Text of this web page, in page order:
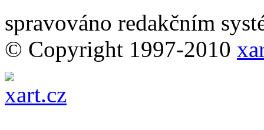
spravováno redakčním
© Copyright 1997-2010